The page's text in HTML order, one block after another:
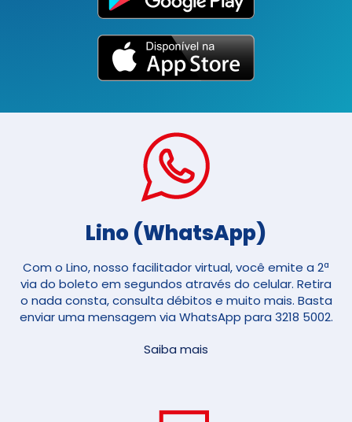
Lino (WhatsApp)
Com o Lino, nosso facilitador virtual, você emite a 2ª
via do boleto em segundos através do celular. Retira
o nada consta, consulta débitos e muito mais. Basta
enviar uma mensagem via WhatsApp para 3218 5002.
Saiba mais